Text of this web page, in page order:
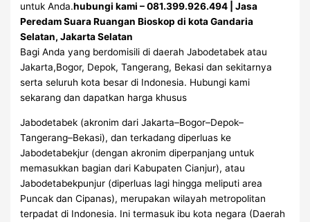
untuk Anda.hubungi kami – 081.399.926.494 | Jasa
Peredam Suara Ruangan Bioskop di kota Gandaria
Selatan, Jakarta Selatan
Bagi Anda yang berdomisili di daerah Jabodetabek atau
Jakarta,Bogor, Depok, Tangerang, Bekasi dan sekitarnya
serta seluruh kota besar di Indonesia. Hubungi kami
sekarang dan dapatkan harga khusus
Jabodetabek (akronim dari Jakarta–Bogor–Depok–
Tangerang–Bekasi), dan terkadang diperluas ke
Jabodetabekjur (dengan akronim diperpanjang untuk
memasukkan bagian dari Kabupaten Cianjur), atau
Jabodetabekpunjur (diperluas lagi hingga meliputi area
Puncak dan Cipanas), merupakan wilayah metropolitan
terpadat di Indonesia. Ini termasuk ibu kota negara (Daerah